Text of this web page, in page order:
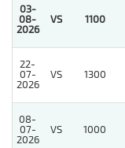
03-
08-
2026
VS 1100
22-
07-
2026
VS 1300
08-
07-
2026
VS 1000